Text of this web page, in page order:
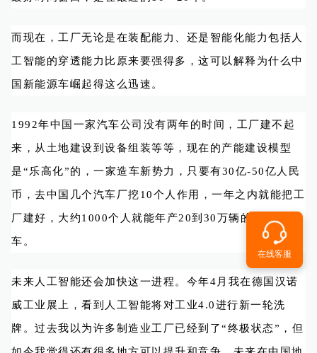
而现在，工厂无论是在装配能力、还是智能化能力包括人
工智能的穿透能力比原来要强得多，这可以解释为什么中
国新能源车崛起得这么迅速。
1992年中国一家汽车公司没有两年的时间，工厂建不起
来，从土地建设到设备组装等等，现在的产能建设模型
是“乐高化”的，一家造车新势力，只要有30亿-50亿人民
币，去中国几个汽车厂挖10个人作用，一年之内就能把工
厂建好，大约1000个人就能年产20到30万辆的新能源
车。
未来人工智能还会加快这一进程。今年4月我在德国汉诺
威工业展上，看到人工智能将对工业4.0进行新一轮洗
牌。过去我以为许多制造业工厂已经到了“终极状态”，但
在线客服